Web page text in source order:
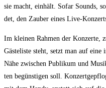
sie macht, ein­hält. Sofar Sounds,
det, den Zau­ber eines Live-
Im klei­nen Rah­men der Kon­zer­te,
Gäs­te­lis­te steht, setzt man auf
Nähe zwi­schen Publi­kum und
ten begüns­ti­gen soll.